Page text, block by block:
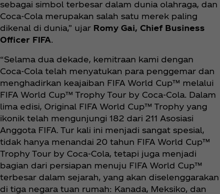
sebagai simbol terbesar dalam dunia olahraga, dan
Coca‑Cola merupakan salah satu merek paling
dikenal di dunia,” ujar Romy Gai, Chief Business
Officer FIFA.
“Selama dua dekade, kemitraan kami dengan
Coca‑Cola telah menyatukan para penggemar dan
menghadirkan keajaiban FIFA World Cup™ melalui
FIFA World Cup™ Trophy Tour by Coca‑Cola. Dalam
lima edisi, Original FIFA World Cup™ Trophy yang
ikonik telah mengunjungi 182 dari 211 Asosiasi
Anggota FIFA. Tur kali ini menjadi sangat spesial,
tidak hanya menandai 20 tahun FIFA World Cup™
Trophy Tour by Coca‑Cola, tetapi juga menjadi
bagian dari persiapan menuju FIFA World Cup™
terbesar dalam sejarah, yang akan diselenggarakan
di tiga negara tuan rumah: Kanada, Meksiko, dan